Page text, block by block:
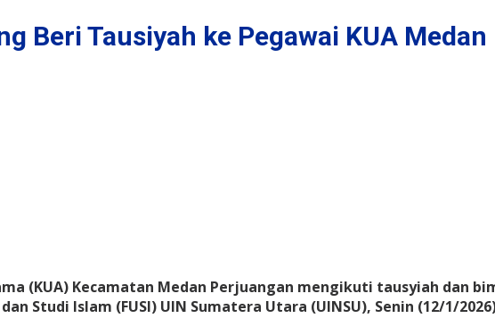
Beri Tausiyah ke Pegawai KUA
(KUA) Kecamatan Medan Perjuangan mengikuti tausyiah dan
Studi Islam (FUSI) UIN Sumatera Utara (UINSU), Senin (12/1/